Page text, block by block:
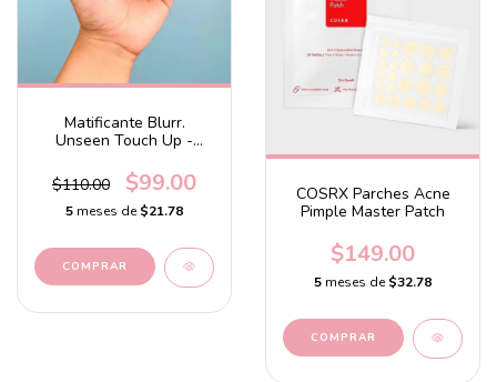
Matificante Blurr.
Unseen Touch Up -
$110.00
$99.00
5 meses de$21.78
COSRX Parches Acne
Pimple Master Patch
$149.00
5 meses de$32.78